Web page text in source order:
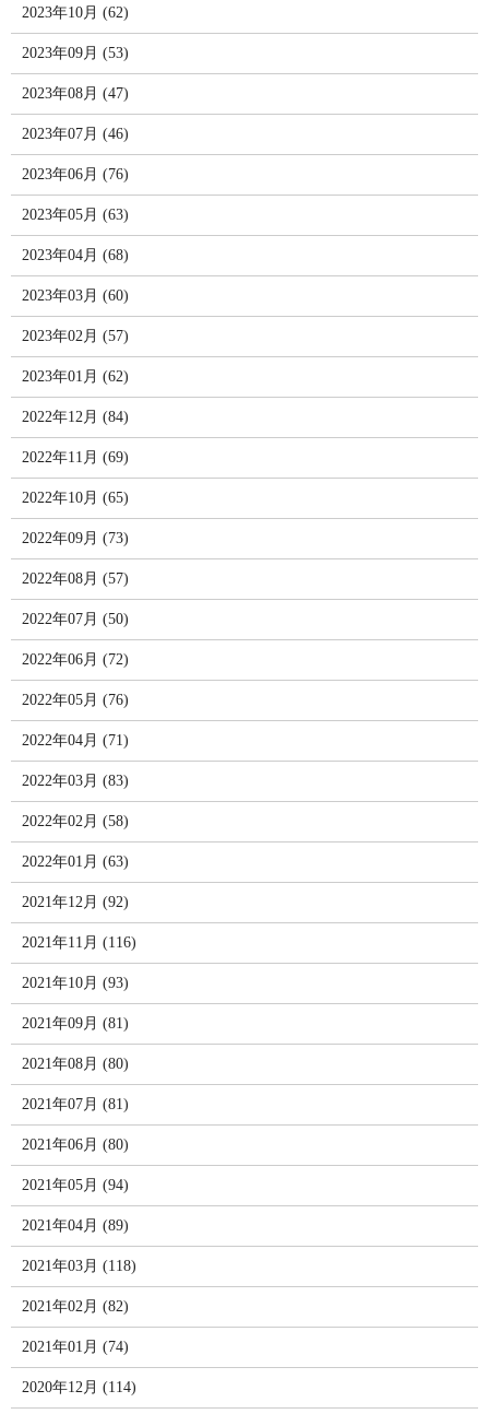
2023年10月 (62)
2023年09月 (53)
2023年08月 (47)
2023年07月 (46)
2023年06月 (76)
2023年05月 (63)
2023年04月 (68)
2023年03月 (60)
2023年02月 (57)
2023年01月 (62)
2022年12月 (84)
2022年11月 (69)
2022年10月 (65)
2022年09月 (73)
2022年08月 (57)
2022年07月 (50)
2022年06月 (72)
2022年05月 (76)
2022年04月 (71)
2022年03月 (83)
2022年02月 (58)
2022年01月 (63)
2021年12月 (92)
2021年11月 (116)
2021年10月 (93)
2021年09月 (81)
2021年08月 (80)
2021年07月 (81)
2021年06月 (80)
2021年05月 (94)
2021年04月 (89)
2021年03月 (118)
2021年02月 (82)
2021年01月 (74)
2020年12月 (114)